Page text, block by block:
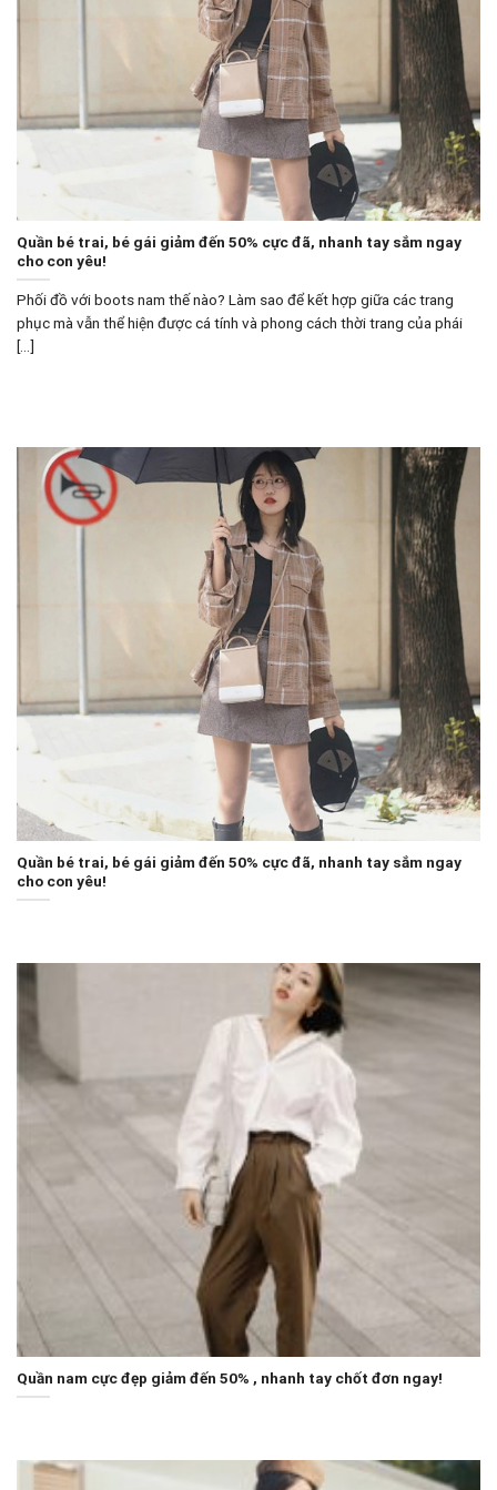
Quần bé trai, bé gái giảm đến 50% cực đã, nhanh tay sắm ngay
cho con yêu!
Phối đồ với boots nam thế nào? Làm sao để kết hợp giữa các trang
phục mà vẫn thể hiện được cá tính và phong cách thời trang của phái
[...]
Quần bé trai, bé gái giảm đến 50% cực đã, nhanh tay sắm ngay
cho con yêu!
Quần nam cực đẹp giảm đến 50% , nhanh tay chốt đơn ngay!